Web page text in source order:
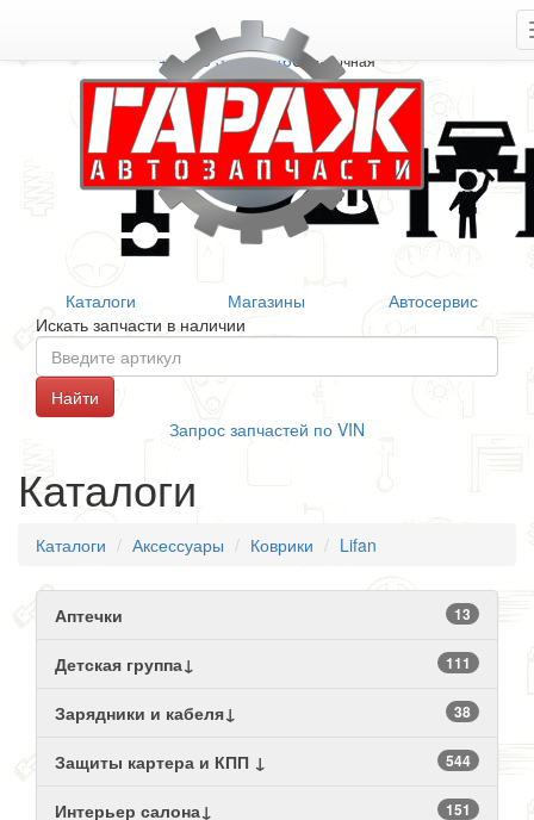
+7 906 377 46 46Справочная
Каталоги Магазины
Автосервис
Искать запчасти в наличии
Запрос запчастей по VIN
Каталоги
Каталоги Аксессуары Коврики Lifan
Аптечки 13
Детская группа↓ 111
Зарядники и кабеля↓ 38
Защиты картера и КПП ↓ 544
Интерьер салона↓ 151